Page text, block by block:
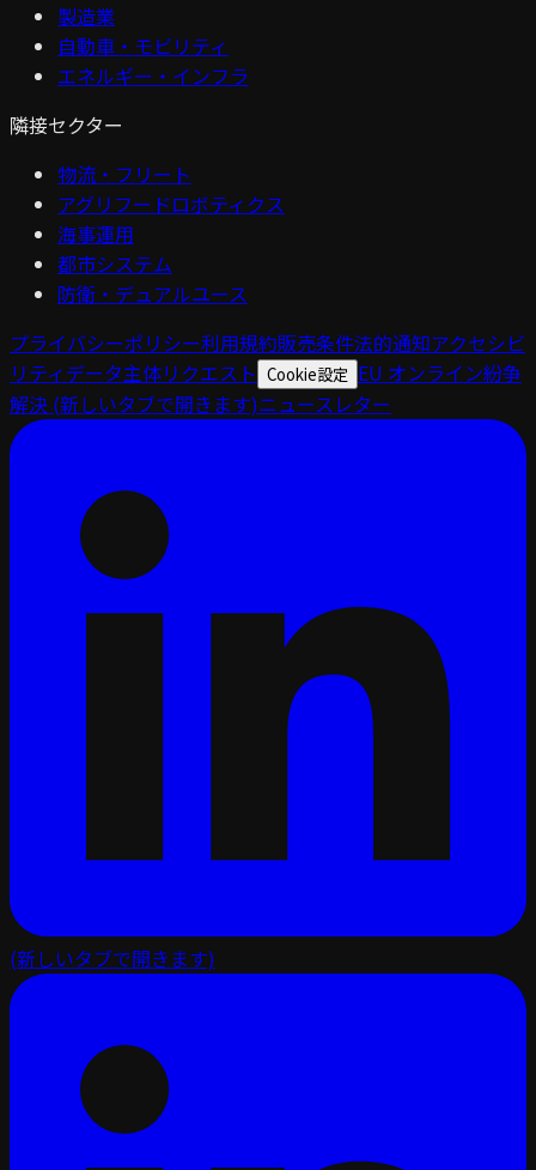
製造業
自動車・モビリティ
エネルギー・インフラ
隣接セクター
物流・フリート
アグリフードロボティクス
海事運用
都市システム
防衛・デュアルユース
プライバシーポリシー利用規約販売条件法的通知アクセシビ
リティデータ主体リクエスト Cookie設定 EU オンライン紛争
解決 (新しいタブで開きます)ニュースレター
(新しいタブで開きます)